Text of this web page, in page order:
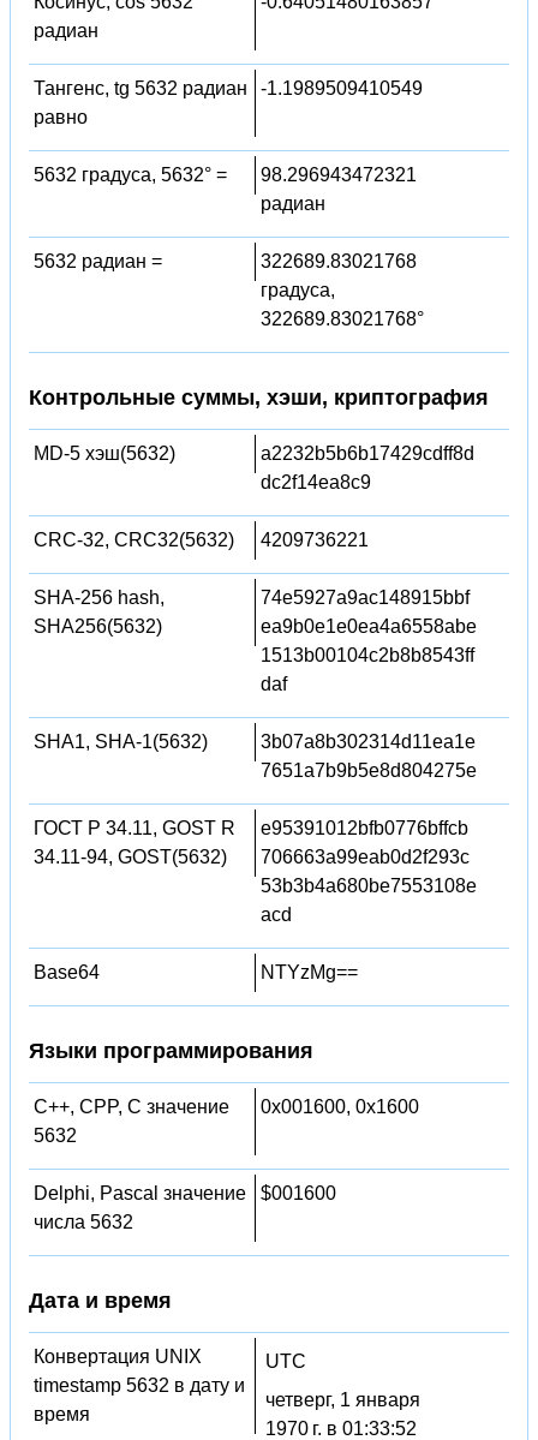
радиан
Тангенс, tg 5632 радиан
равно
-1.1989509410549
5632 градуса, 5632° =
98.296943472321
радиан
5632 радиан =
322689.83021768
градуса,
322689.83021768°
Контрольные суммы, хэши, криптография
MD-5 хэш(5632)
a2232b5b6b17429cdff8d
dc2f14ea8c9
CRC-32, CRC32(5632) 4209736221
SHA-256 hash,
SHA256(5632)
74e5927a9ac148915bbf
ea9b0e1e0ea4a6558abe
1513b00104c2b8b8543ff
daf
SHA1, SHA-1(5632)
3b07a8b302314d11ea1e
7651a7b9b5e8d804275e
ГОСТ Р 34.11, GOST R
34.11-94, GOST(5632)
e95391012bfb0776bffcb
706663a99eab0d2f293c
53b3b4a680be7553108e
acd
Base64 NTYzMg==
Языки программирования
C++, CPP, C значение
5632
0x001600, 0x1600
Delphi, Pascal значение
числа 5632
$001600
Дата и время
Конвертация UNIX
timestamp 5632 в дату и
время
UTC
четверг, 1 января
1970 г. в 01:33:52